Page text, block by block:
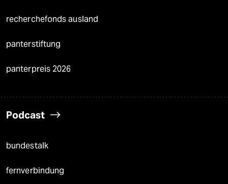
recherchefonds ausland
panterstiftung
panterpreis 2026
Podcast
bundestalk
fernverbindung